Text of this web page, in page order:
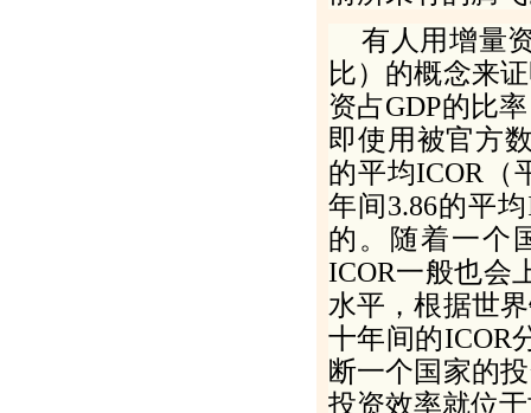
有人用增量
比）的概念来
资占GDP的比
即使用被官方
的平均ICOR
年间3.86的平均
的。随着一个
ICOR一般也会
水平，根据世
十年间的ICOR
断一个国家的
投资效率就位